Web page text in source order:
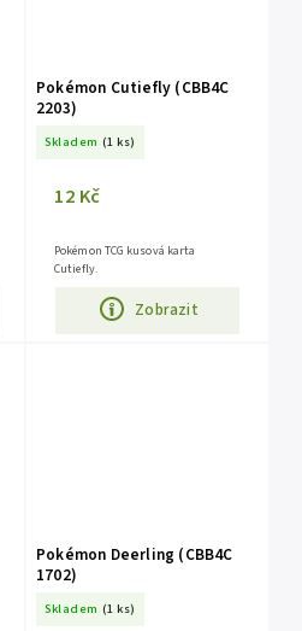
Pokémon Cutiefly (CBB4C
2203)
Skladem (1 ks)
12 Kč
Zobrazit
Pokémon TCG kusová karta
Cutiefly.
Pokémon Deerling (CBB4C
1702)
Skladem (1 ks)